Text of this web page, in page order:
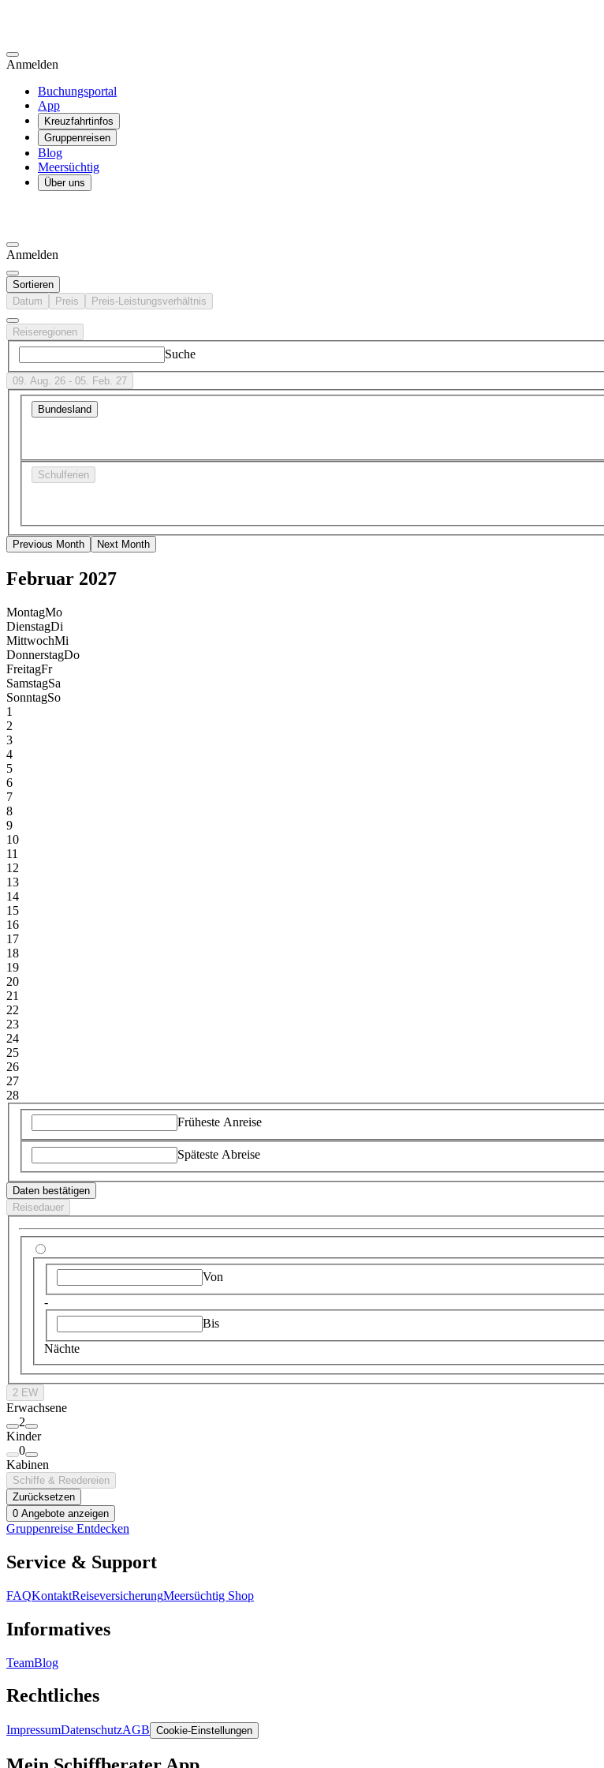
Anmelden
Buchungsportal
App
Kreuzfahrtinfos
Gruppenreisen
Blog
Meersüchtig
Über uns
Anmelden
Sortieren
Datum
Preis Preis-Leistungsverhältnis
Reiseregionen
Suche
09. Aug. 26 - 05. Feb. 27
Bundesland
Schulferien
Previous Month Next Month
Februar 2027
MontagMo
DienstagDi
MittwochMi
DonnerstagDo
FreitagFr
SamstagSa
SonntagSo
1
2
3
4
5
6
7
8
9
10
11
12
13
14
15
16
17
18
19
20
21
22
23
24
25
26
27
28
Früheste Anreise
Späteste Abreise
Daten bestätigen
Reisedauer
Von
-
Bis
Nächte
2 EW
Erwachsene
2
Kinder
0
Kabinen
Schiffe & Reedereien
Zurücksetzen
0 Angebote anzeigen
Gruppenreise Entdecken
Service & Support
FAQKontaktReiseversicherungMeersüchtig Shop
Informatives
TeamBlog
Rechtliches
ImpressumDatenschutzAGB Cookie-Einstellungen